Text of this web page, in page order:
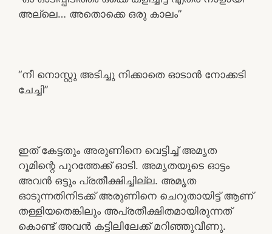
അല്ലെ… അതൊക്കെ ഒരു കാലം”
“നീ നൊസ്റ്റു അടിച്ചു നിക്കാതെ ഓടാൻ നോക്കടി
ചേച്ചി”
ഇത് കേട്ടതും അരുണിനെ വെട്ടിച്ച് അമൃത
റൂമിന്റെ പുറത്തേക്ക് ഓടി. അമൃതയുടെ ഓട്ടം
അവൻ ഒട്ടും പ്രതീക്ഷിച്ചില്ല. അമൃത
ഓടുന്നതിനിടക്ക് അരുണിനെ ചെറുതായിട്ട് ആണ്
തള്ളിയതെങ്കിലും അപ്രതീക്ഷിതമായിരുന്നത്
കൊണ്ട് അവൻ കട്ടിലിലേക്ക് മറിഞ്ഞുവീണു.